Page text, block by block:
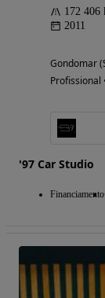
172 406
2011
Gondomar
Profissional
'97 Car Studio
Financiamento